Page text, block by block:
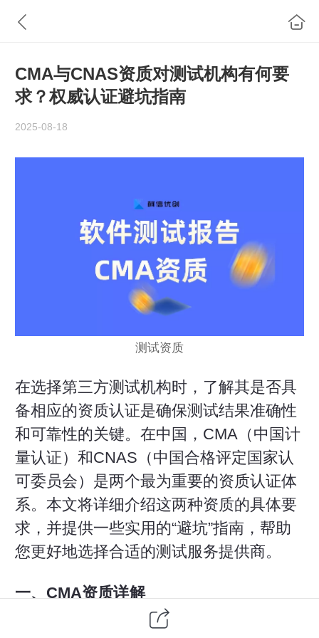
CMA与CNAS资质对测试机构有何要
求？权威认证避坑指南
2025-08-18
测试资质
在选择第三方测试机构时，了解其是否具
备相应的资质认证是确保测试结果准确性
和可靠性的关键。在中国，CMA（中国计
量认证）和CNAS（中国合格评定国家认
可委员会）是两个最为重要的资质认证体
系。本文将详细介绍这两种资质的具体要
求，并提供一些实用的“避坑”指南，帮助
您更好地选择合适的测试服务提供商。
一、CMA资质详解